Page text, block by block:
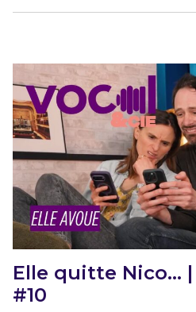
Elle quitte Nico… |
#10